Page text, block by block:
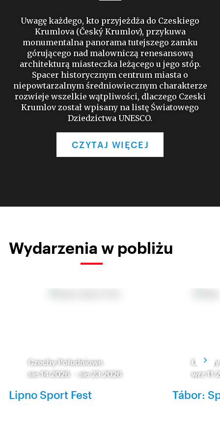
Uwagę każdego, kto przyjeżdża do Czeskiego
Krumlova (Český Krumlov), przykuwa
monumentalna panorama tutejszego zamku
górującego nad malowniczą renesansową
architekturą miasteczka leżącego u jego stóp.
Spacer historycznym centrum miasta o
niepowtarzalnym średniowiecznym charakterze
rozwieje wszelkie wątpliwości, dlaczego Czeski
Krumlov został wpisany na listę Światowego
Dziedzictwa UNESCO.
CZYTAJ WIĘCEJ
Wydarzenia w pobliżu
Czechy Południowe
sie 14 2026
-sie 23 2026
Lipno Sport Fest
wrz 11
Tábor: